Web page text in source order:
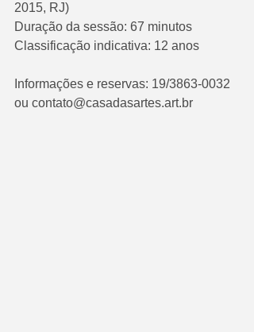
2015, RJ)
Duração da sessão: 67 minutos
Classificação indicativa: 12 anos
Informações e reservas: 19/3863-0032
ou contato@casadasartes.art.br